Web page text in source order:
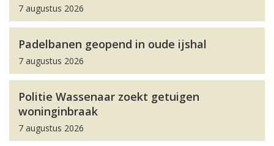
7 augustus 2026
Padelbanen geopend in oude ijshal
7 augustus 2026
Politie Wassenaar zoekt getuigen
woninginbraak
7 augustus 2026